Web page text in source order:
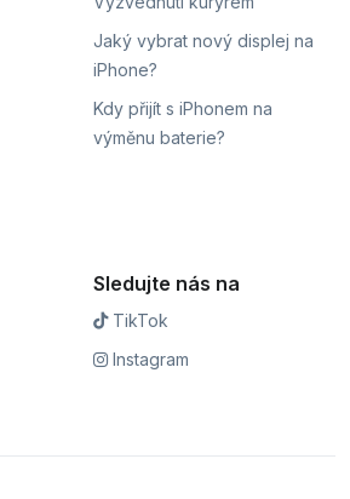
Jaký vybrat nový displej na
iPhone?
Kdy přijít s iPhonem na
výměnu baterie?
Sledujte nás na
TikTok
Instagram